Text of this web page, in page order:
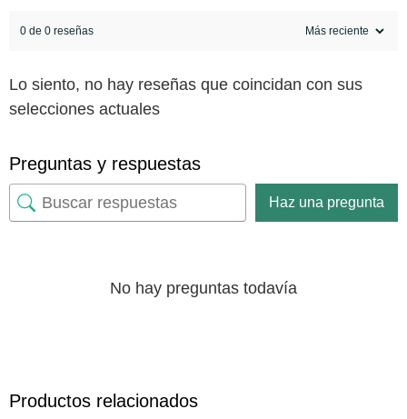
0 de 0 reseñas
Lo siento, no hay reseñas que coincidan con sus
selecciones actuales
Preguntas y respuestas
Haz una pregunta
No hay preguntas todavía
Productos relacionados